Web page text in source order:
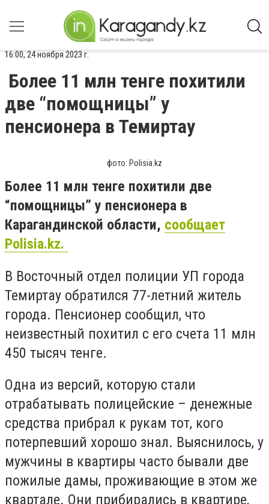
16:00, 24 ноября 2023 г.
Более 11 млн тенге похитили
две “помощницы” у
пенсионера в Темиртау
фото: Polisia.kz
Более 11 млн тенге похитили две
“помощницы” у пенсионера в
Карагандинской области, сообщает
Polisia.kz.
В Восточный отдел полиции УП города
Темиртау обратился 77-летний житель
города. Пенсионер сообщил, что
неизвестный похитил с его счета 11 млн
450 тысяч тенге.
Одна из версий, которую стали
отрабатывать полицейские – денежные
средства прибрал к рукам тот, кого
потерпевший хорошо знал. Выяснилось, у
мужчины в квартиры часто бывали две
пожилые дамы, проживающие в этом же
квартале. Они прибирались в квартире,